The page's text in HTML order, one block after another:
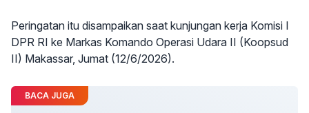
Peringatan itu disampaikan saat kunjungan kerja Komisi I
DPR RI ke Markas Komando Operasi Udara II (Koopsud
II) Makassar, Jumat (12/6/2026).
BACA JUGA